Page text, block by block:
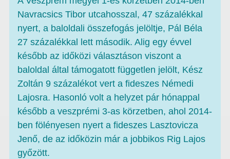
Navracsics Tibor utcahosszal, 47 százalékkal
nyert, a baloldali összefogás jelöltje, Pál Béla
27 százalékkal lett második. Alig egy évvel
később az időközi választáson viszont a
baloldal által támogatott független jelölt, Kész
Zoltán 9 százalékot vert a fideszes Némedi
Lajosra. Hasonló volt a helyzet pár hónappal
később a veszprémi 3-as körzetben, ahol 2014-
ben fölényesen nyert a fideszes Lasztovicza
Jenő, de az időközin már a jobbikos Rig Lajos
győzött.